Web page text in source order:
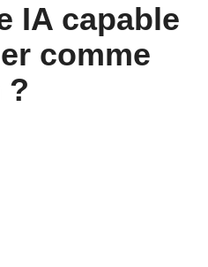
IA capable
comme
?